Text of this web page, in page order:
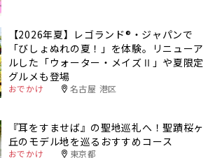
【2026年夏】レゴランド®・ジャパンで
「びしょぬれの夏！」を体験。リニューア
ルした「ウォーター・メイズⅡ」や夏限定
グルメも登場
おでかけ 名古屋 港区
『耳をすませば』の聖地巡礼へ！聖蹟桜ヶ
丘のモデル地を巡るおすすめコース
おでかけ 東京都